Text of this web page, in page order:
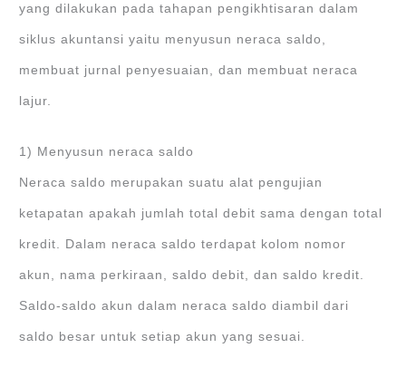
yang dilakukan pada tahapan pengikhtisaran dalam
siklus akuntansi yaitu menyusun neraca saldo,
membuat jurnal penyesuaian, dan membuat neraca
lajur.
1) Menyusun neraca saldo
Neraca saldo merupakan suatu alat pengujian
ketapatan apakah jumlah total debit sama dengan total
kredit. Dalam neraca saldo terdapat kolom nomor
akun, nama perkiraan, saldo debit, dan saldo kredit.
Saldo-saldo akun dalam neraca saldo diambil dari
saldo besar untuk setiap akun yang sesuai.